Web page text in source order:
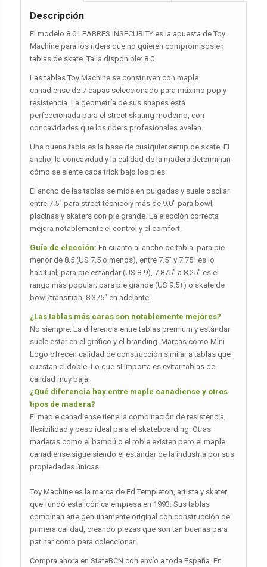
Descripción
El modelo 8.0 LEABRES INSECURITY es la apuesta de Toy
Machine para los riders que no quieren compromisos en
tablas de skate. Talla disponible: 8.0.
Las tablas Toy Machine se construyen con maple
canadiense de 7 capas seleccionado para máximo pop y
resistencia. La geometría de sus shapes está
perfeccionada para el street skating moderno, con
concavidades que los riders profesionales avalan.
Una buena tabla es la base de cualquier setup de skate. El
ancho, la concavidad y la calidad de la madera determinan
cómo se siente cada trick bajo los pies.
El ancho de las tablas se mide en pulgadas y suele oscilar
entre 7.5″ para street técnico y más de 9.0″ para bowl,
piscinas y skaters con pie grande. La elección correcta
mejora notablemente el control y el comfort.
Guía de elección: En cuanto al ancho de tabla: para pie
menor de 8.5 (US 7.5 o menos), entre 7.5″ y 7.75″ es lo
habitual; para pie estándar (US 8-9), 7.875″ a 8.25″ es el
rango más popular; para pie grande (US 9.5+) o skate de
bowl/transition, 8.375″ en adelante.
¿Las tablas más caras son notablemente mejores?
No siempre. La diferencia entre tablas premium y estándar
suele estar en el gráfico y el branding. Marcas como Mini
Logo ofrecen calidad de construcción similar a tablas que
cuestan el doble. Lo que sí importa es evitar tablas de
calidad muy baja.
¿Qué diferencia hay entre maple canadiense y otros
tipos de madera?
El maple canadiense tiene la combinación de resistencia,
flexibilidad y peso ideal para el skateboarding. Otras
maderas como el bambú o el roble existen pero el maple
canadiense sigue siendo el estándar de la industria por sus
propiedades únicas.
Toy Machine es la marca de Ed Templeton, artista y skater
que fundó esta icónica empresa en 1993. Sus tablas
combinan arte genuinamente original con construcción de
primera calidad, creando piezas que son tan buenas para
patinar como para coleccionar.
Compra ahora en StateBCN con envío a toda España. En